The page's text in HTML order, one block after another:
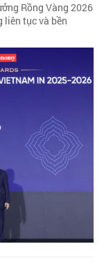
Rồng Vàng 2026
liên tục và bền